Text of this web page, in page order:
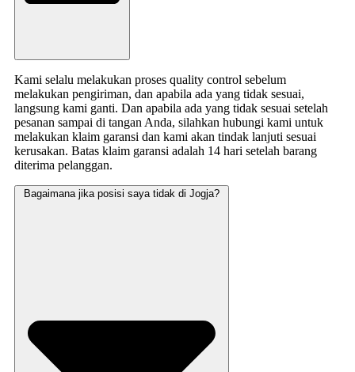
Kami selalu melakukan proses quality control sebelum
melakukan pengiriman, dan apabila ada yang tidak sesuai,
langsung kami ganti. Dan apabila ada yang tidak sesuai setelah
pesanan sampai di tangan Anda, silahkan hubungi kami untuk
melakukan klaim garansi dan kami akan tindak lanjuti sesuai
kerusakan. Batas klaim garansi adalah 14 hari setelah barang
diterima pelanggan.
Bagaimana jika posisi saya tidak di Jogja?